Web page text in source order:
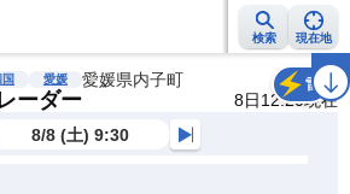
検索 現在地
地震情報 警報・注意報 2週間天気 ラ
国 愛媛 愛媛県内子町
ーダー 8日12:20現在
雷
8/8 (土) 9:30